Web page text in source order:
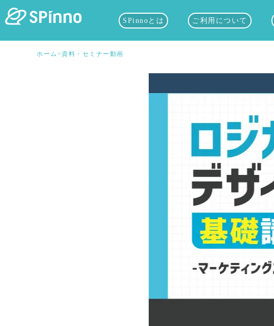
SPinnoとは ご利用について
ホーム > 資料・セミナー動画